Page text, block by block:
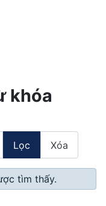
khóa
Lọc Xóa
tìm thấy.